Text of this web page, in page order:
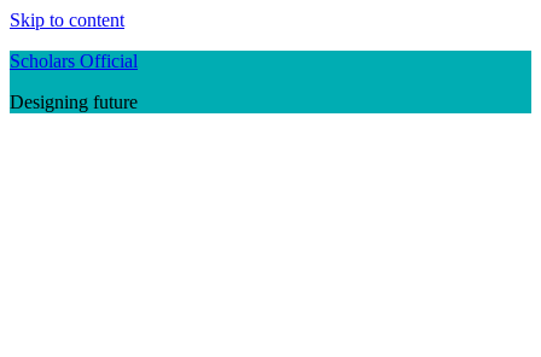
Skip to content
Scholars Official
Designing future